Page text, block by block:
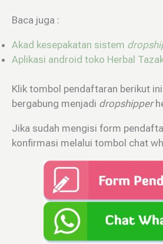
Baca juga :
Akad kesepakatan sistem
Aplikasi android toko Herbal
Klik tombol pendaftaran berikut
bergabung menjadi dropshipper
Jika sudah mengisi form
konfirmasi melalui tombol chat